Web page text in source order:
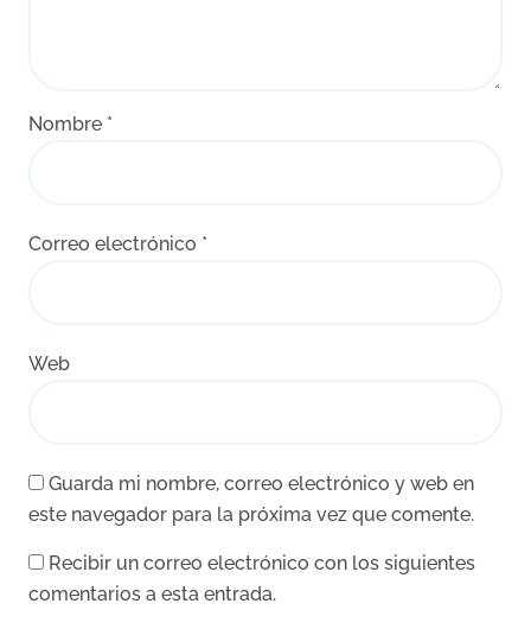
Nombre *
Correo electrónico *
Web
Guarda mi nombre, correo electrónico y web en
este navegador para la próxima vez que comente.
Recibir un correo electrónico con los siguientes
comentarios a esta entrada.